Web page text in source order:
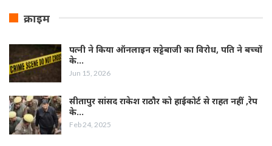
क्राइम
पत्नी ने किया ऑनलाइन सट्टेबाजी का विरोध, पति ने बच्चों
के…
Jun 15, 2026
सीतापुर सांसद राकेश राठौर को हाईकोर्ट से राहत नहीं ,रेप
के…
Feb 24, 2025